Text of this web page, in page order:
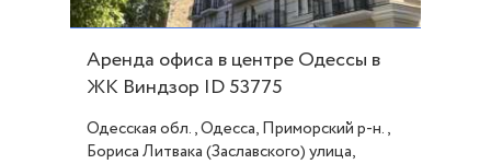
Аренда офиса в центре Одессы в
ЖК Виндзор ID 53775
Одесская обл., Одесса, Приморский р-н.,
Бориса Литвака (Заславского) улица,